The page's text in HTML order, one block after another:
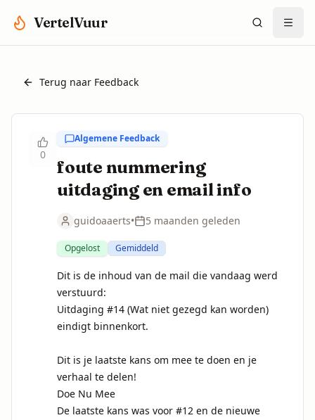
VertelVuur
Terug naar Feedback
0
Algemene Feedback
foute nummering
uitdaging en email info
guidoaaerts• 5 maanden geleden
Opgelost Gemiddeld
Dit is de inhoud van de mail die vandaag werd
verstuurd:
Uitdaging #14 (Wat niet gezegd kan worden)
eindigt binnenkort.
Dit is je laatste kans om mee te doen en je
verhaal te delen!
Doe Nu Mee
De laatste kans was voor #12 en de nieuwe